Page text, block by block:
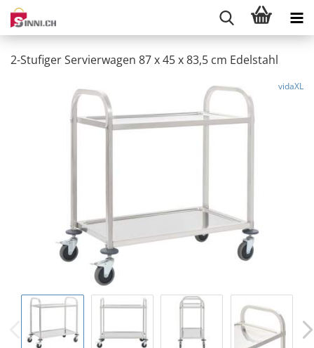
2-Stufiger Servierwagen 87 x 45 x 83,5 cm Edelstahl
vidaXL